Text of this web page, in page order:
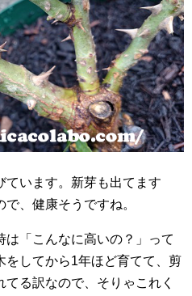
ています。新芽も出てます
、健康そうですね。
「こんなに高いの？」って
してから1年ほど育てて、剪
る訳なので、そりゃこれく